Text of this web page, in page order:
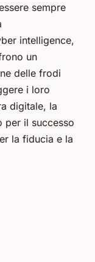
sempre
intelligence,
un
delle frodi
i loro
digitale, la
per il successo
la fiducia e la